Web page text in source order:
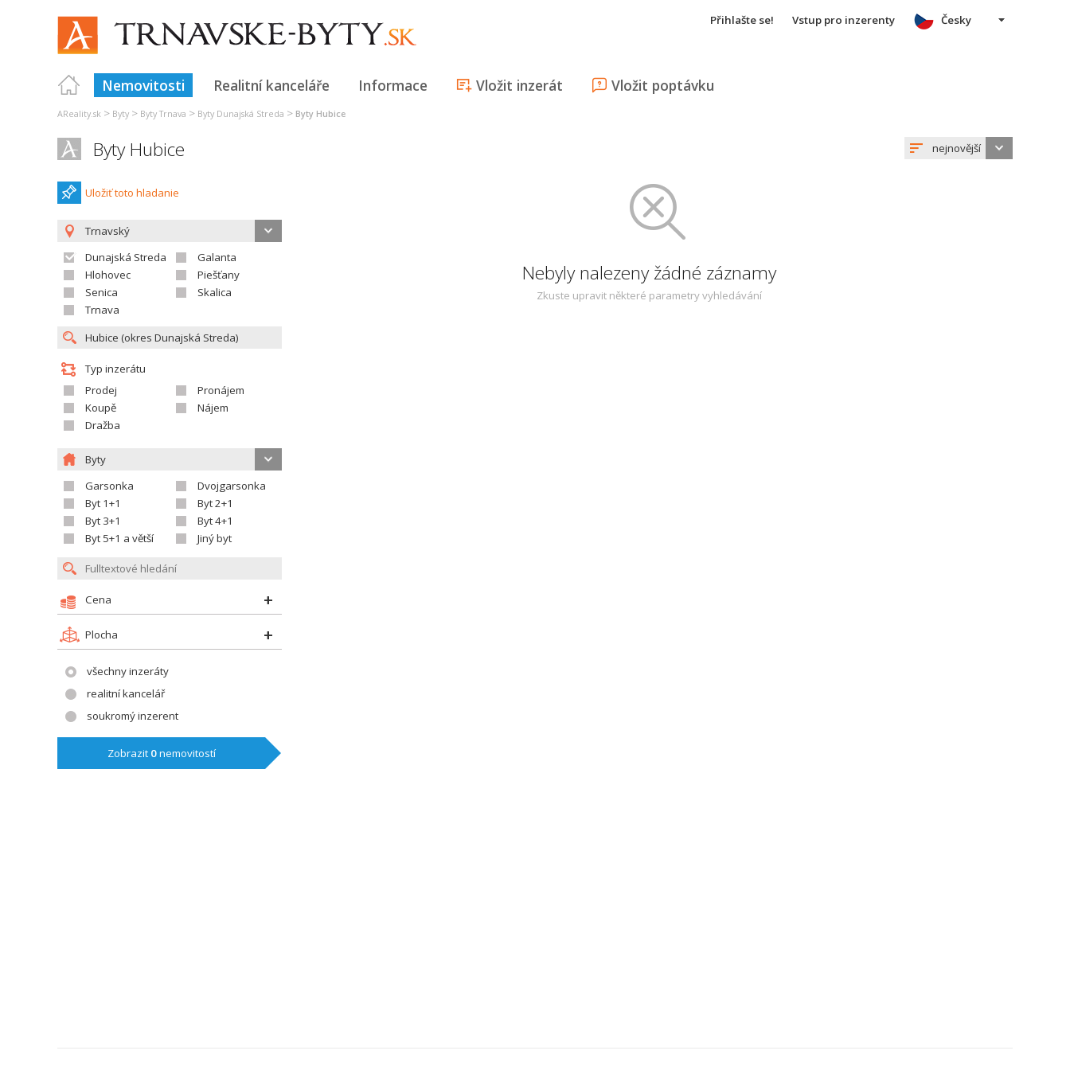
Přihlašte se! Vstup pro inzerenty
Nemovitosti Realitní kanceláře Informace Vložit inzerát Vložit poptávku
Česky
AReality.sk > Byty > Byty Trnava > Byty Dunajská Streda > Byty Hubice
Byty Hubice nejnovější
Uložiť toto hladanie
Trnavský
Dunajská Streda
Galanta
Hlohovec
Piešťany
Senica
Skalica
Trnava
Typ inzerátu
Prodej
Pronájem
Koupě
Nájem
Dražba
Byty
Garsonka
Dvojgarsonka
Byt 1+1
Byt 2+1
Byt 3+1
Byt 4+1
Byt 5+1 a větší
Jiný byt
Cena
Plocha
všechny inzeráty
realitní kancelář
soukromý inzerent
Zobrazit 0nemovitostí
Nebyly nalezeny žádné záznamy
Zkuste upravit některé parametry vyhledávání